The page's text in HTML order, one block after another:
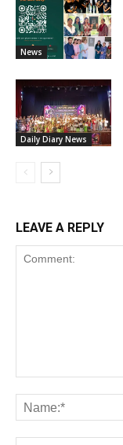
News
Daily Diary News
LEAVE A REPLY